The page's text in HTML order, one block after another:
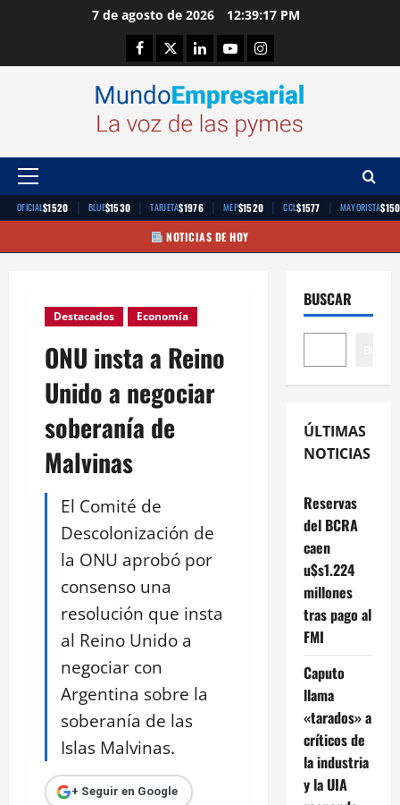
7 de agosto de 2026 12:39:18 PM
Facebook
TwitterLinkedinYoutubeInstagram
Menú
principal
OFICIAL$1520 | BLUE$1530 | TARJETA$1976 | MEP$1520 | CCL$1577 | MAYORISTA
NOTICIAS DE HOY
Destacados Economía
ONU insta a Reino
Unido a negociar
soberanía de
Malvinas
El Comité de
Descolonización de
la ONU aprobó por
consenso una
resolución que insta
al Reino Unido a
negociar con
Argentina sobre la
soberanía de las
Islas Malvinas.
+ Seguir en Google
BUSCAR
ÚLTIMAS
NOTICIAS
Reservas
del BCRA
caen
u$s1.224
millones
tras pago al
FMI
Caputo
llama
«tarados» a
críticos de
la industria
y la UIA